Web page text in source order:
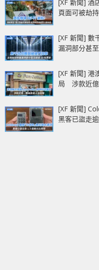
[XF 新聞] 酒
頁面可被劫
[XF 新聞] 數
漏洞部分甚
[XF 新聞] 港
局 涉款近
[XF 新聞]
黑客已盜走